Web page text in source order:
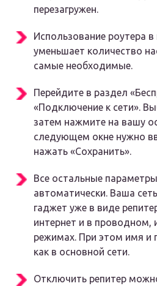
перезагружен.
Использование роутера в
уменьшает количество
самые необходимые.
Перейдите в раздел
«Подключение к сети».
затем нажмите на вашу
следующем окне нужно
нажать «Сохранить».
Все остальные
автоматически. Ваша
гаджет уже в виде
интернет и в проводном,
режимах. При этом имя и
как в основной сети.
Отключить репитер